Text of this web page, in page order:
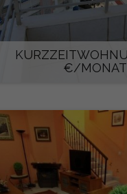
€/MONAT